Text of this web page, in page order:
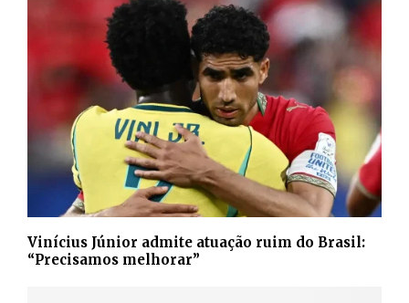
Vinícius Júnior admite atuação ruim do Brasil:
“Precisamos melhorar”